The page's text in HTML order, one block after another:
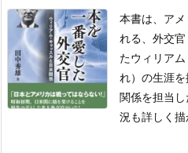
本書は、ア
れる、外交
たウィリア
れ）の生涯
関係を担当
況も詳しく